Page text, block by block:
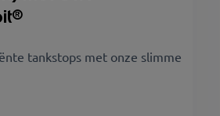
tankstops met onze slimme